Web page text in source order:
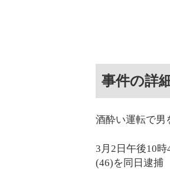
事件の詳
酒酔い運転で男
3月2日午後10
(46)を同日逮捕